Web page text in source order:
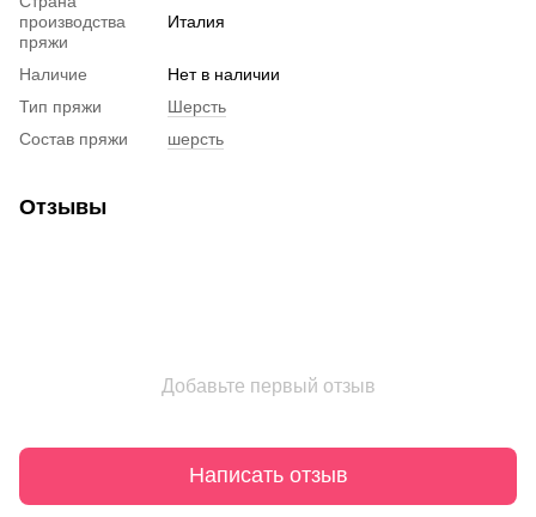
производства
пряжи
Италия
Наличие
Нет в наличии
Тип пряжи
Шерсть
Состав пряжи
шерсть
Отзывы
Добавьте первый отзыв
Написать отзыв